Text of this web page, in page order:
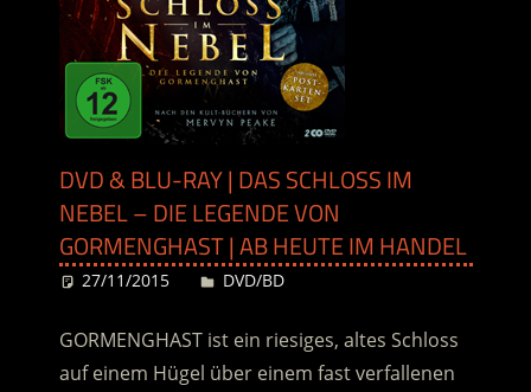
DVD & BLU-RAY | DAS SCHLOSS IM
NEBEL – DIE LEGENDE VON
GORMENGHAST | AB HEUTE IM HANDEL
27/11/2015 Desiree
DVD/BD
GORMENGHAST ist ein riesiges, altes Schloss
auf einem Hügel über einem fast verfallenen